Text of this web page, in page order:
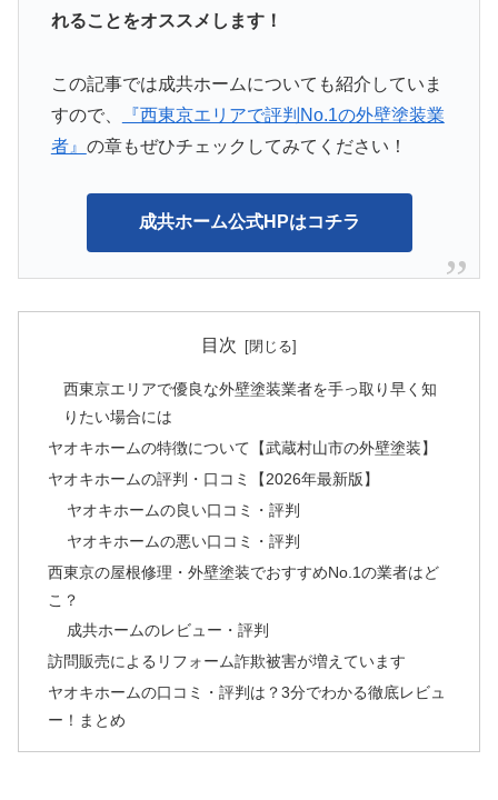
れることをオススメします！
この記事では成共ホームについても紹介していま
すので、
『西東京エリアで評判No.1の外壁塗装業
者』 の章もぜひチェックしてみてください！
成共ホーム公式HPはコチラ
目次
西東京エリアで優良な外壁塗装業者を手っ取り早く知
りたい場合には
ヤオキホームの特徴について【武蔵村山市の外壁塗装】
ヤオキホームの評判・口コミ【2026年最新版】
ヤオキホームの良い口コミ・評判
ヤオキホームの悪い口コミ・評判
西東京の屋根修理・外壁塗装でおすすめNo.1の業者はど
こ？
成共ホームのレビュー・評判
訪問販売によるリフォーム詐欺被害が増えています
ヤオキホームの口コミ・評判は？3分でわかる徹底レビュ
ー！まとめ